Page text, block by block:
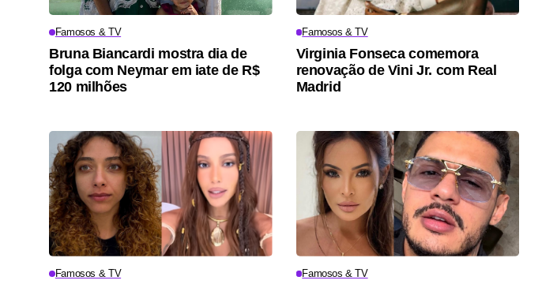
Famosos & TV
Bruna Biancardi mostra dia de
folga com Neymar em iate de R$
120 milhões
Famosos & TV
Virginia Fonseca comemora
renovação de Vini Jr. com Real
Madrid
Famosos & TV Famosos & TV